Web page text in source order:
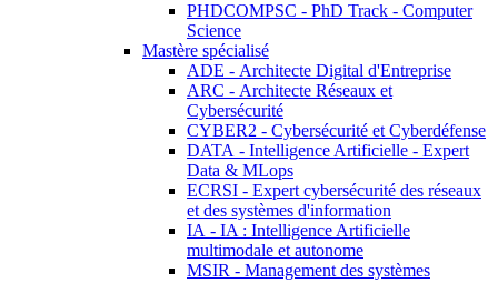
PHDCOMPSC - PhD Track - Computer
Science
Mastère spécialisé
ADE - Architecte Digital d'Entreprise
ARC - Architecte Réseaux et
Cybersécurité
CYBER2 - Cybersécurité et Cyberdéfense
DATA - Intelligence Artificielle - Expert
Data & MLops
ECRSI - Expert cybersécurité des réseaux
et des systèmes d'information
IA - IA : Intelligence Artificielle
multimodale et autonome
MSIR - Management des systèmes